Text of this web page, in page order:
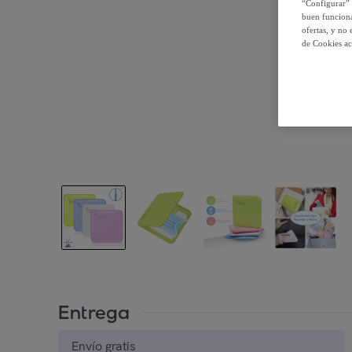
Entrega
Envío gratis
“Configurar”
buen
ofertas, y no
de Cookies